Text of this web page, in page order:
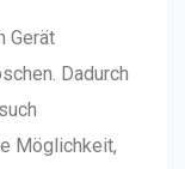
Gerät
Dadurch
Möglichkeit,